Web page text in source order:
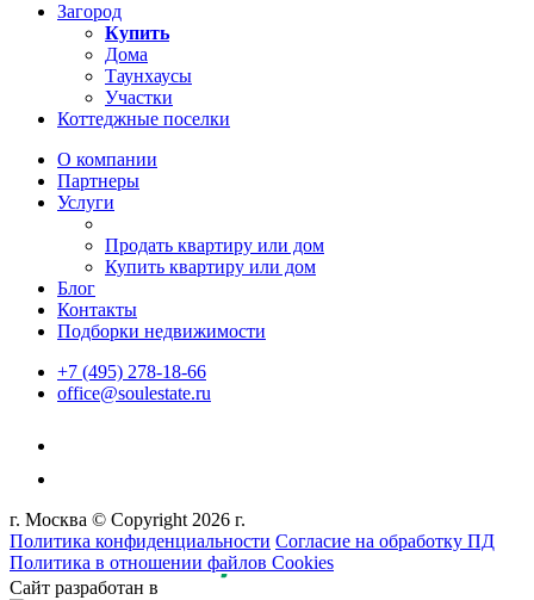
Загород
Купить
Дома
Таунхаусы
Участки
Коттеджные поселки
О компании
Партнеры
Услуги
Продать квартиру или дом
Купить квартиру или дом
Блог
Контакты
Подборки недвижимости
+7 (495) 278-18-66
office@soulestate.ru
г. Москва © Copyright 2026 г.
Политика конфиденциальности Согласие на обработку ПД
Политика в отношении файлов Cookies
Сайт разработан в